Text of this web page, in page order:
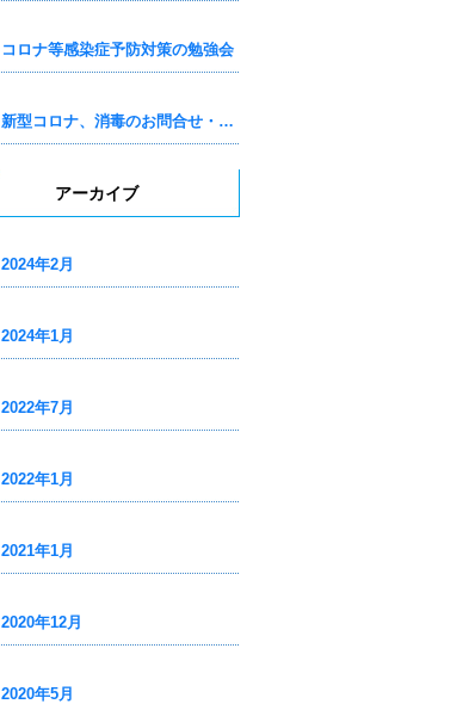
コロナ等感染症予防対策の勉強会
新型コロナ、消毒のお問合せ・依頼
アーカイブ
2024年2月
2024年1月
2022年7月
2022年1月
2021年1月
2020年12月
2020年5月